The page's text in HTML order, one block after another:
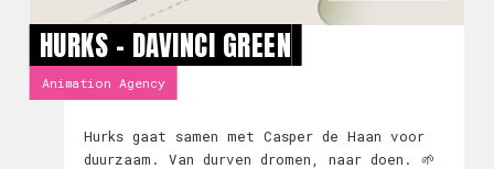
HURKS - DAVINCI GREEN
Animation Agency
Hurks gaat samen met Casper de Haan voor
duurzaam. Van durven dromen, naar doen. 🌱